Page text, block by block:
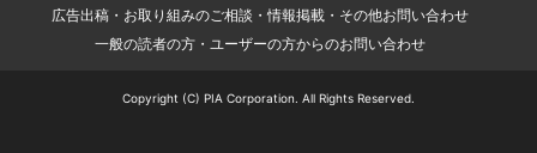
広告出稿・お取り組みのご相談・情報掲載・その他お問い合わせ
一般の読者の方・ユーザーの方からのお問い合わせ
Copyright (C) PIA Corporation. All Rights Reserved.